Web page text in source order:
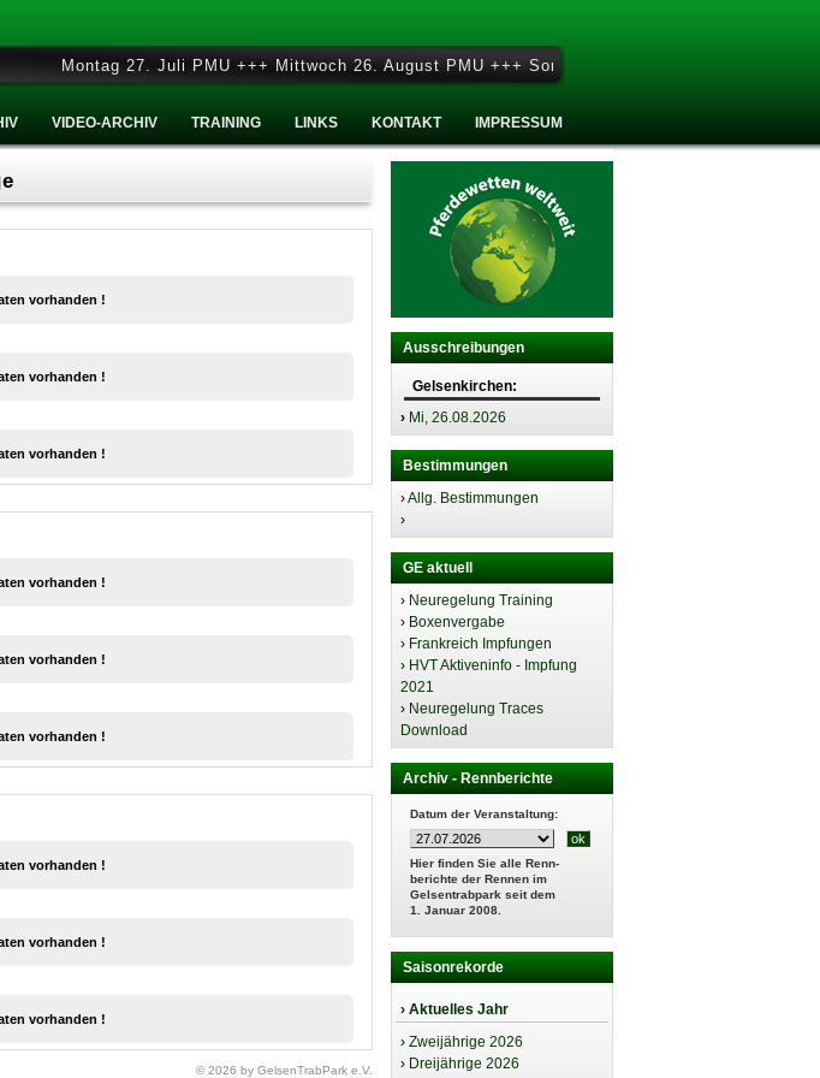
Montag 27. Juli PMU +++ Mittwoch 26. August PMU +++ Sonntag 27. September - Sonntag
VIDEO-ARCHIV TRAINING LINKS KONTAKT IMPRESSUM
vorhanden !
vorhanden !
vorhanden !
vorhanden !
vorhanden !
vorhanden !
vorhanden !
vorhanden !
vorhanden !
© 2026 by GelsenTrabPark e.V.
Ausschreibungen
Gelsenkirchen:
› Mi, 26.08.2026
Bestimmungen
›Allg. Bestimmungen
›
GE aktuell
› Neuregelung Training
› Boxenvergabe
› Frankreich Impfungen
› HVT Aktiveninfo - Impfung
2021
› Neuregelung Traces
Download
Archiv - Rennberichte
Datum der Veranstaltung:
Hier finden Sie alle Renn-
berichte der Rennen im
Gelsentrabpark seit dem
1. Januar 2008.
Saisonrekorde
› Aktuelles Jahr
› Zweijährige 2026
› Dreijährige 2026